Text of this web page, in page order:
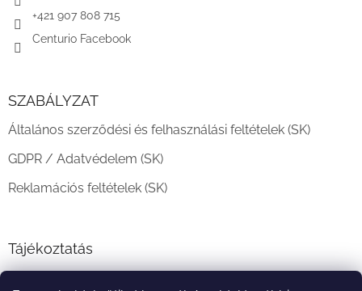
+421 907 808 715
Centurio Facebook
SZABÁLYZAT
Általános szerződési és felhasználási feltételek (SK)
GDPR / Adatvédelem (SK)
Reklamációs feltételek (SK)
Tájékoztatás